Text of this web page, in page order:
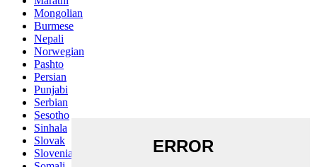
Mongolian
Burmese
Nepali
Norwegian
Pashto
Persian
Punjabi
Serbian
Sesotho
Sinhala
Slovak
Slovenian